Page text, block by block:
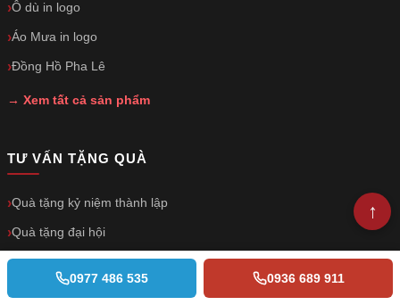
Ô dù in logo
Áo Mưa in logo
Đồng Hồ Pha Lê
→ Xem tất cả sản phẩm
TƯ VẤN TẶNG QUÀ
Quà tặng kỷ niệm thành lập
Quà tặng đại hội
Quà tặng hội nghị, hội thảo
0977 486 535 0936 689 911